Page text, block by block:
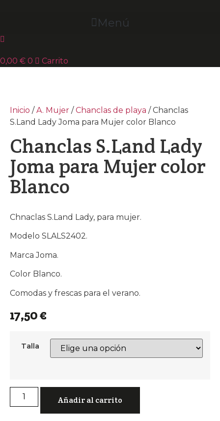
Menú
0,00 € 0 Carrito
Inicio /A. Mujer /Chanclas de playa / Chanclas
S.Land Lady Joma para Mujer color Blanco
Chanclas S.Land Lady
Joma para Mujer color
Blanco
Chnaclas S.Land Lady, para mujer.
Modelo SLALS2402.
Marca Joma.
Color Blanco.
Comodas y frescas para el verano.
17,50€
Talla
Chanclas
S.Land
Lady
Añadir al carrito